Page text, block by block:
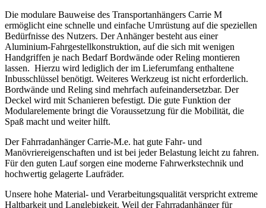
Die modulare Bauweise des Transportanhängers Carrie M
ermöglicht eine schnelle und einfache Umrüstung auf die speziellen
Bedürfnisse des Nutzers. Der Anhänger besteht aus einer
Aluminium-Fahrgestellkonstruktion, auf die sich mit wenigen
Handgriffen je nach Bedarf Bordwände oder Reling montieren
lassen. Hierzu wird lediglich der im Lieferumfang enthaltene
Inbusschlüssel benötigt. Weiteres Werkzeug ist nicht erforderlich.
Bordwände und Reling sind mehrfach aufeinandersetzbar. Der
Deckel wird mit Schanieren befestigt. Die gute Funktion der
Modularelemente bringt die Voraussetzung für die Mobilität, die
Spaß macht und weiter hilft.
Der Fahrradanhänger Carrie-M.e. hat gute Fahr- und
Manövriereigenschaften und ist bei jeder Belastung leicht zu fahren.
Für den guten Lauf sorgen eine moderne Fahrwerkstechnik und
hochwertig gelagerte Laufräder.
Unsere hohe Material- und Verarbeitungsqualität verspricht extreme
Haltbarkeit und Langlebigkeit. Weil der Fahrradanhänger für